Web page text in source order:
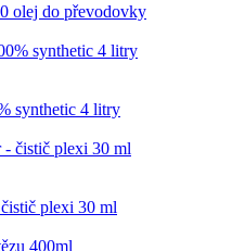
olej do převodovky
synthetic 4 litry
plexi 30 ml